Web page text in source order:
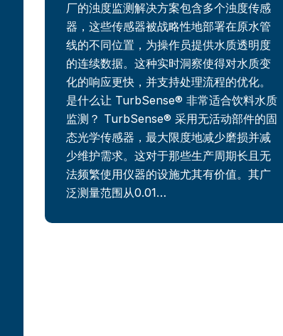
厂的浊度监测解决方案包含多个浊度传感
器，这些传感器被战略性地部署在原水管
线的不同位置，为操作员提供水质透明度
的连续数据。这种实时洞察使得对水质变
化的响应更快，并支持处理流程的优化。
是什么让 TurbSense® 非常适合饮料水质
监测？ TurbSense® 采用无活动部件的固
态光学传感器，最大限度地减少磨损并减
少维护需求。这对于那些生产周期长且无
法频繁使用仪器的设施尤其有价值。其广
泛测量范围从0.01…